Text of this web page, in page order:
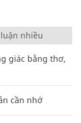
nhiều
giác bằng thơ,
cần nhớ